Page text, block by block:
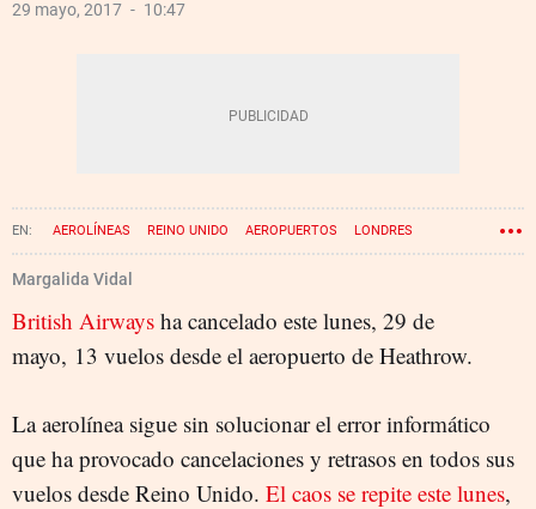
29 mayo, 2017 10:47
AEROLÍNEAS REINO UNIDO AEROPUERTOS LONDRES
BRITISH AIRWAYS
Margalida Vidal
British Airways ha cancelado este lunes, 29 de
mayo, 13 vuelos desde el aeropuerto de Heathrow.
La aerolínea sigue sin solucionar el error informático
que ha provocado cancelaciones y retrasos en todos sus
vuelos desde Reino Unido. El caos se repite este lunes,